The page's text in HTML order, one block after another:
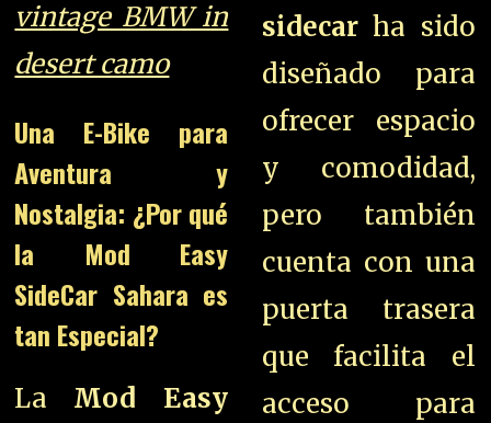
vintage BMW in
desert camo
Una E-Bike para
Aventura y
Nostalgia: ¿Por qué
la Mod Easy
SideCar Sahara es
tan Especial?
La Mod Easy
sidecarha sido
diseñado para
ofrecer espacio
y comodidad,
pero también
cuenta con una
puerta trasera
que facilita el
acceso para